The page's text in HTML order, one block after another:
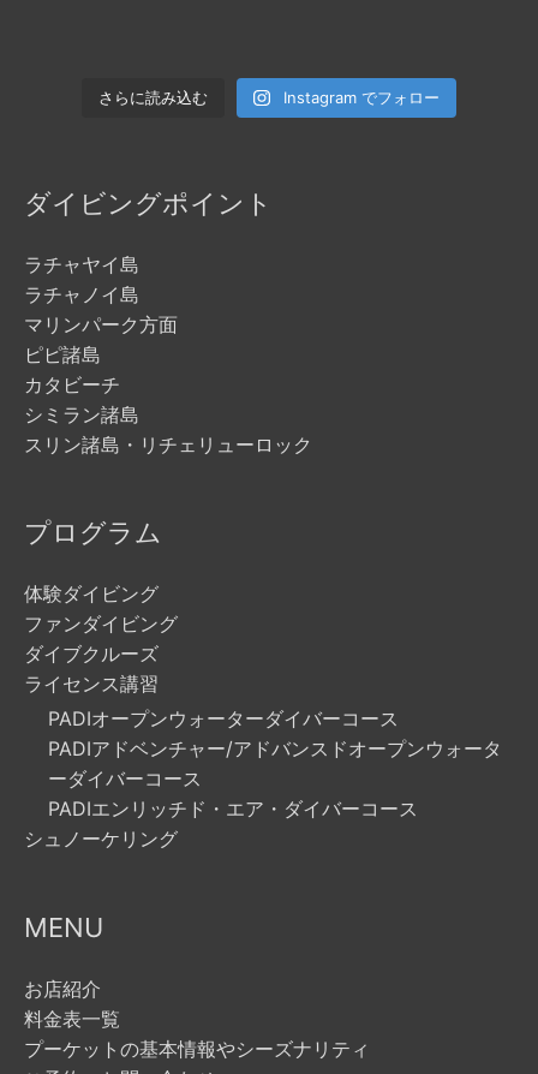
さらに読み込む Instagram でフォロー
ダイビングポイント
ラチャヤイ島
ラチャノイ島
マリンパーク方面
ピピ諸島
カタビーチ
シミラン諸島
スリン諸島・リチェリューロック
プログラム
体験ダイビング
ファンダイビング
ダイブクルーズ
ライセンス講習
PADIオープンウォーターダイバーコース
PADIアドベンチャー/アドバンスドオープンウォータ
ーダイバーコース
PADIエンリッチド・エア・ダイバーコース
シュノーケリング
MENU
お店紹介
料金表一覧
プーケットの基本情報やシーズナリティ